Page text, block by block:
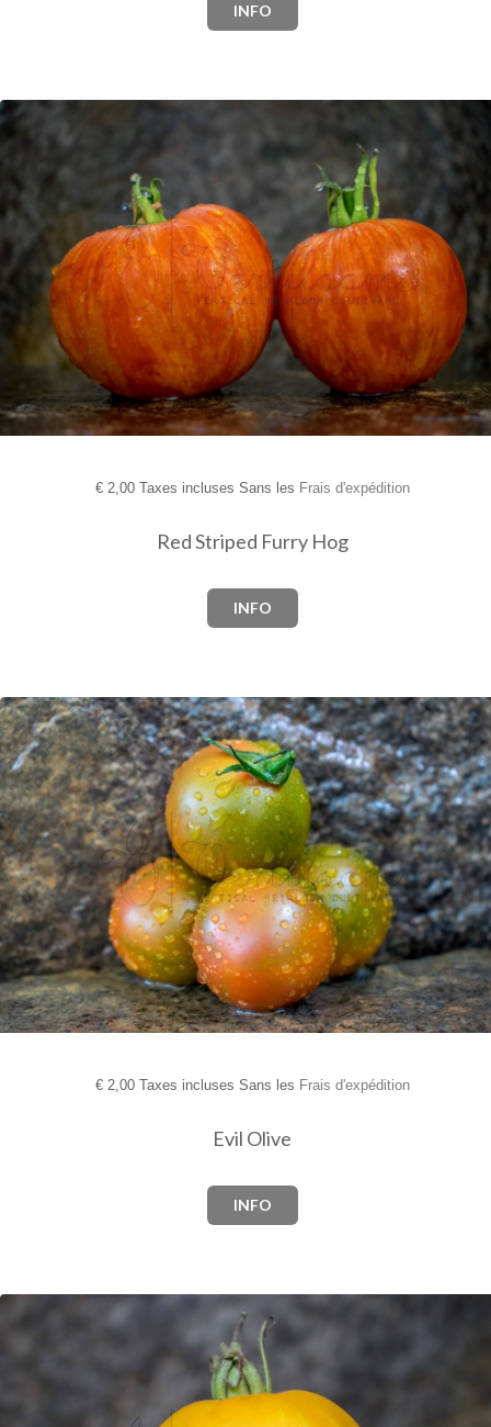
INFO
€2,00 Taxes incluses Sans les Frais d'expédition
Red Striped Furry Hog
INFO
€2,00 Taxes incluses Sans les Frais d'expédition
Evil Olive
INFO